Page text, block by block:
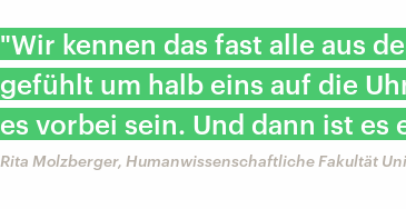
"Wir kennen das fast alle aus
gefühlt um halb eins auf die
es vorbei sein. Und dann ist es
Rita Molzberger, Humanwissenschaftliche Fakultät